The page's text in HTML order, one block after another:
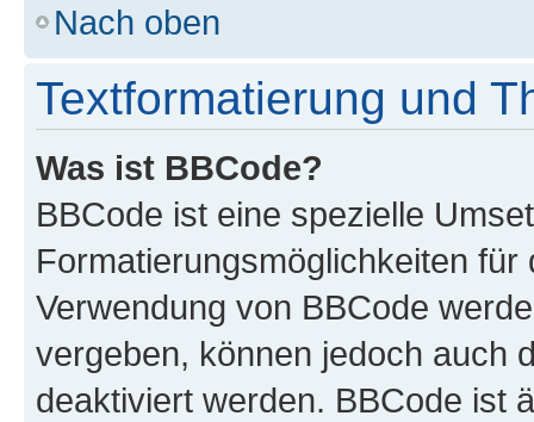
Nach oben
Textformatierung und
Was ist BBCode?
BBCode ist eine spezielle
Formatierungsmöglichkeiten
Verwendung von BBCode
vergeben, können jedoch auch
deaktiviert werden. BBCode ist